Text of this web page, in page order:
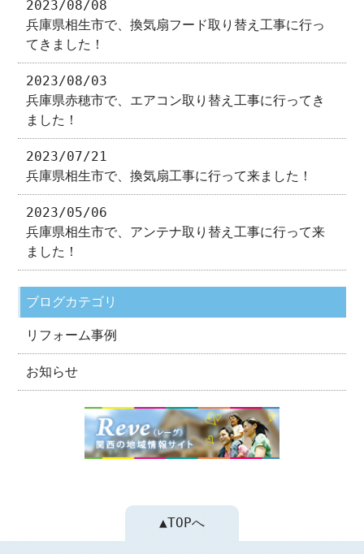
2023/08/08
兵庫県相生市で、換気扇フード取り替え工事に行っ
てきました！
2023/08/03
兵庫県赤穂市で、エアコン取り替え工事に行ってき
ました！
2023/07/21
兵庫県相生市で、換気扇工事に行って来ました！
2023/05/06
兵庫県相生市で、アンテナ取り替え工事に行って来
ました！
ブログカテゴリ
リフォーム事例
お知らせ
▲TOPへ